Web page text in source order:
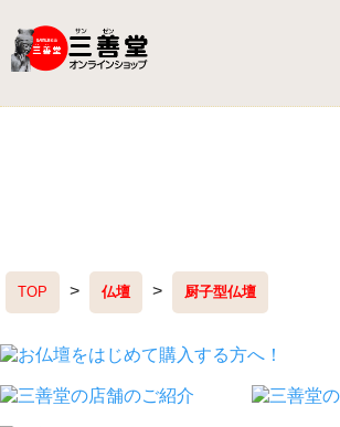
TOP > 仏壇 > 厨子型仏壇